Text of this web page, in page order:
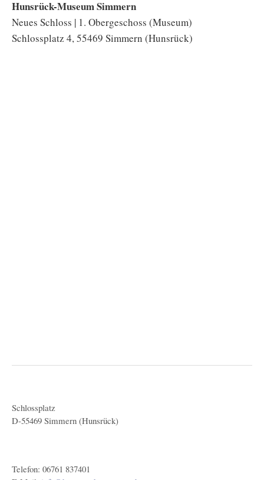
Hunsrück-Museum Simmern
Neues Schloss | 1. Obergeschoss (Museum)
Schlossplatz 4, 55469 Simmern (Hunsrück)
Schlossplatz
D-55469 Simmern (Hunsrück)
Telefon: 06761 837401